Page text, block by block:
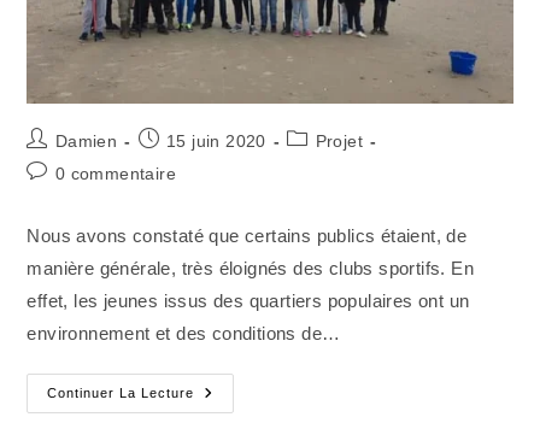
Auteur/autrice
de
Damien
Publication
publiée :
15 juin 2020
PostProjet
Commentaires
publication :
0 commentaire
Nous avons constaté que certains publics étaient, de
manière générale, très éloignés des clubs sportifs. En
effet, les jeunes issus des quartiers populaires ont un
environnement et des conditions de…
Continuer La Lecture
Je
M’insère